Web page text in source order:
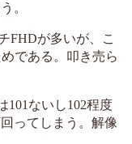
。
FHDが多いが、こ
である。叩き売ら
101ないし102程度
ってしまう。解像